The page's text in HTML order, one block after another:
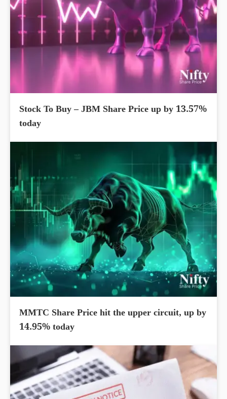
Stock To Buy – JBM Share Price up by 13.57%
today
MMTC Share Price hit the upper circuit, up by
14.95% today